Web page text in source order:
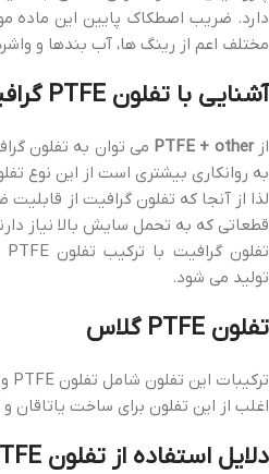
دارد. ضریب اصطکاک پایین این
مختلف اعم از رینگ ها، آب بندها و
آشنایی با تفلون PTFE گرافیت
ازPTFE + other می توان به تفلون
به روانکاری بیشتری است از این نوع
لذا از آنجا که تفلون گرافیت از
قطعاتی که به تحمل سایش بالا نیاز
تولید می شود.
تفلون PTFE گلاس
اغلب از این تفلون برای ساخت
دلایل استفاده از تفلون PTFE